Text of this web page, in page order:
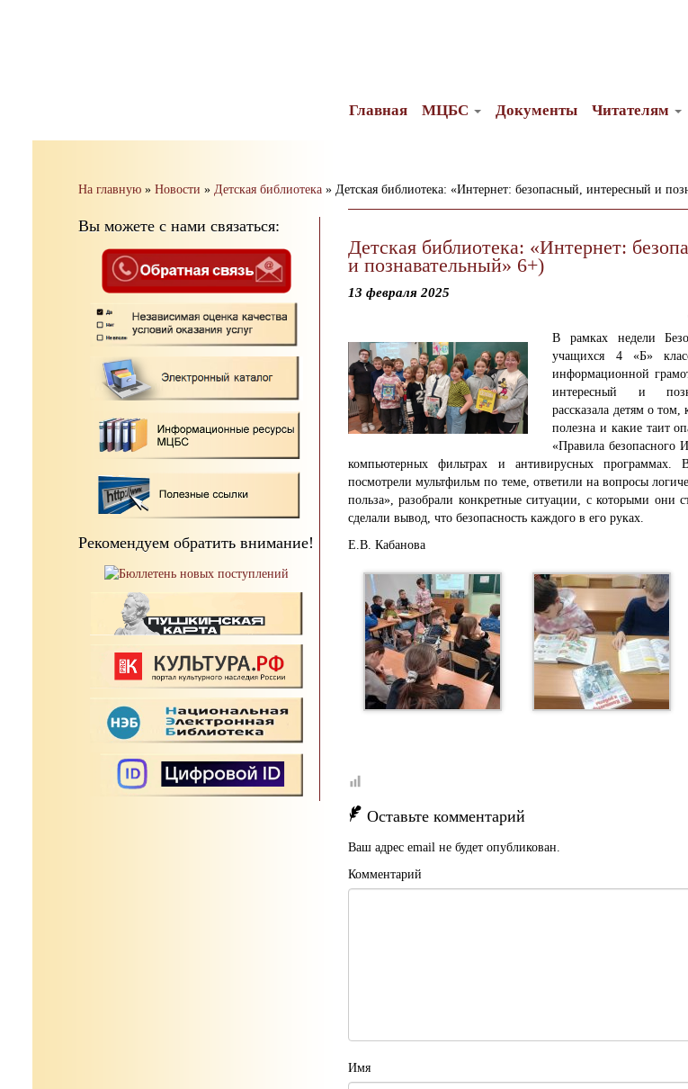
Главная МЦБС Документы Читателям
На главную » Новости » Детская библиотека » Детская библиотека: «Интернет: безопасный, интересный и
Вы можете с нами связаться:
Рекомендуем обратить внимание!
Детская библиотека: «Интернет:
и познавательный» 6+)
13 февраля 2025
В рамках недели
учащихся 4 «Б»
информационной
интересный и
рассказала детям о том,
полезна и какие таит
«Правила безопасного
компьютерных фильтрах и антивирусных программах.
посмотрели мультфильм по теме, ответили на вопросы
польза», разобрали конкретные ситуации, с которыми они
сделали вывод, что безопасность каждого в его руках.
Е.В. Кабанова
Оставьте комментарий
Ваш адрес email не будет опубликован.
Комментарий
Имя